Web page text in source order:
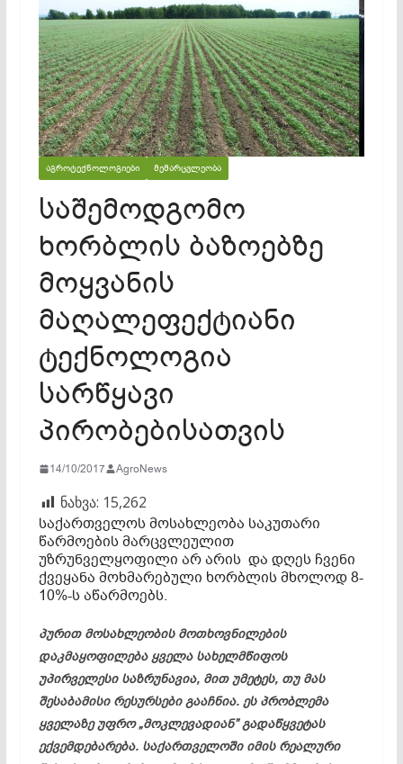
ᲐᲒᲠᲝᲢᲔᲥᲜᲝᲚᲝᲒᲘᲔᲑᲘ ᲛᲔᲛᲐᲠᲪᲕᲚᲔᲝᲑᲐ
საშემოდგომო
ხორბლის ბაზოებზე
მოყვანის
მაღალეფექტიანი
ტექნოლოგია
სარწყავი
პირობებისათვის
14/10/2017 AgroNews
ნახვა: 15,262
საქართველოს მოსახლეობა საკუთარი
წარმოების მარცვლეულით
უზრუნველყოფილი არ არის და დღეს ჩვენი
ქვეყანა მოხმარებული ხორბლის მხოლოდ 8-
10%-ს აწარმოებს.
პურით მოსახლეობის მოთხოვნილების
დაკმაყოფილება ყველა სახელმწიფოს
უპირველესი საზრუნავია, მით უმეტეს, თუ მას
შესაბამისი რესურსები გააჩნია. ეს პრობლემა
ყველაზე უფრო „მოკლევადიან” გადაწყვეტას
ექვემდებარება. საქართველოში იმის რეალური